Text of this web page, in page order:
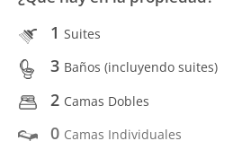
1 Suites
3 Baños (incluyendo suites)
2 Camas Dobles
0 Camas Individuales